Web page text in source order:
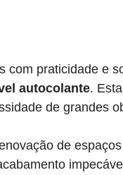
com praticidade e
autocolante.
de grandes
de